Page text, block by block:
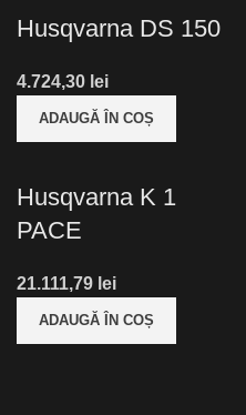
Husqvarna DS 150
lei
ADAUGĂ ÎN COȘ
Husqvarna K 1
PACE
lei
ADAUGĂ ÎN COȘ